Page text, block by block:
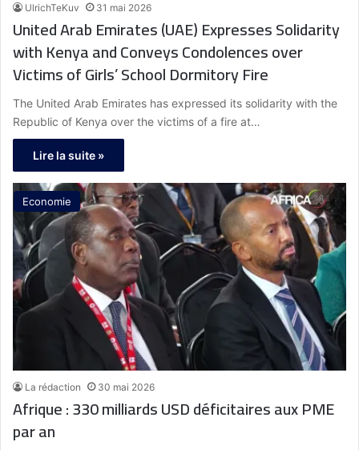
UlrichTeKuv 31 mai 2026
United Arab Emirates (UAE) Expresses Solidarity
with Kenya and Conveys Condolences over
Victims of Girls’ School Dormitory Fire
The United Arab Emirates has expressed its solidarity with the
Republic of Kenya over the victims of a fire at…
Lire la suite »
Economie
La rédaction 30 mai 2026
Afrique : 330 milliards USD déficitaires aux PME
par an